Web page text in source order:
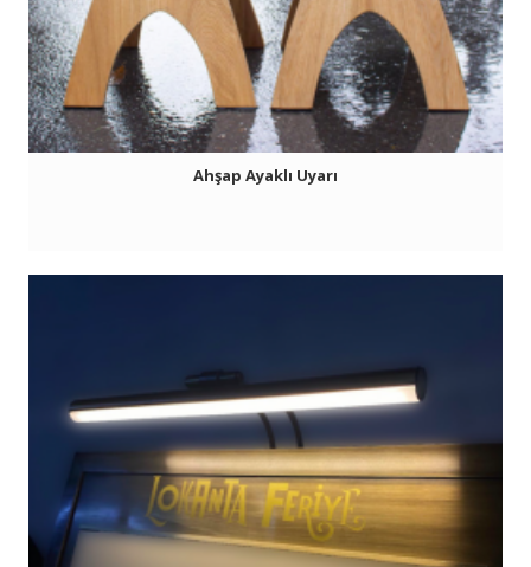
Ahşap Ayaklı Uyarı